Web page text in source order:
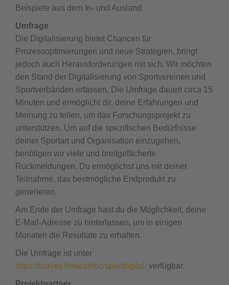
Beispiele aus dem In- und Ausland.
Umfrage
Die Digitalisierung bietet Chancen für
Prozessoptimierungen und neue Strategien, bringt
jedoch auch Herausforderungen mit sich. Wir möchten
den Stand der Digitalisierung von Sportvereinen und
Sportverbänden erfassen. Die Umfrage dauert circa 15
Minuten und ermöglicht dir, deine Erfahrungen und
Meinung zu teilen, um das Forschungsprojekt zu
unterstützen. Um auf die spezifischen Bedürfnisse
deiner Sportart und Organisation einzugehen,
benötigen wir viele und breitgefächerte
Rückmeldungen. Du ermöglichst uns mit deiner
Teilnahme, das bestmögliche Endprodukt zu
generieren.
Am Ende der Umfrage hast du die Möglichkeit, deine
E-Mail-Adresse zu hinterlassen, um in einigen
Monaten die Resultate zu erhalten.
Die Umfrage ist unter
https://survey.fhnw.ch/uc/sportdigital/verfügbar.